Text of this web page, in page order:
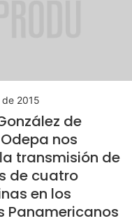
2015
de
nos
transmisión de
de cuatro
en los
Panamericanos